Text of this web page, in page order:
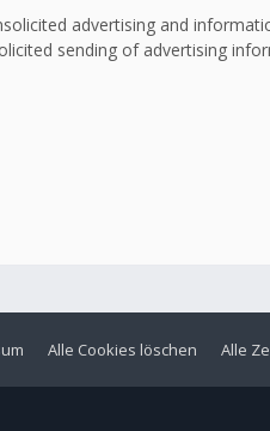
advertising and
sending of advertising
Alle
Alle Cookies löschen